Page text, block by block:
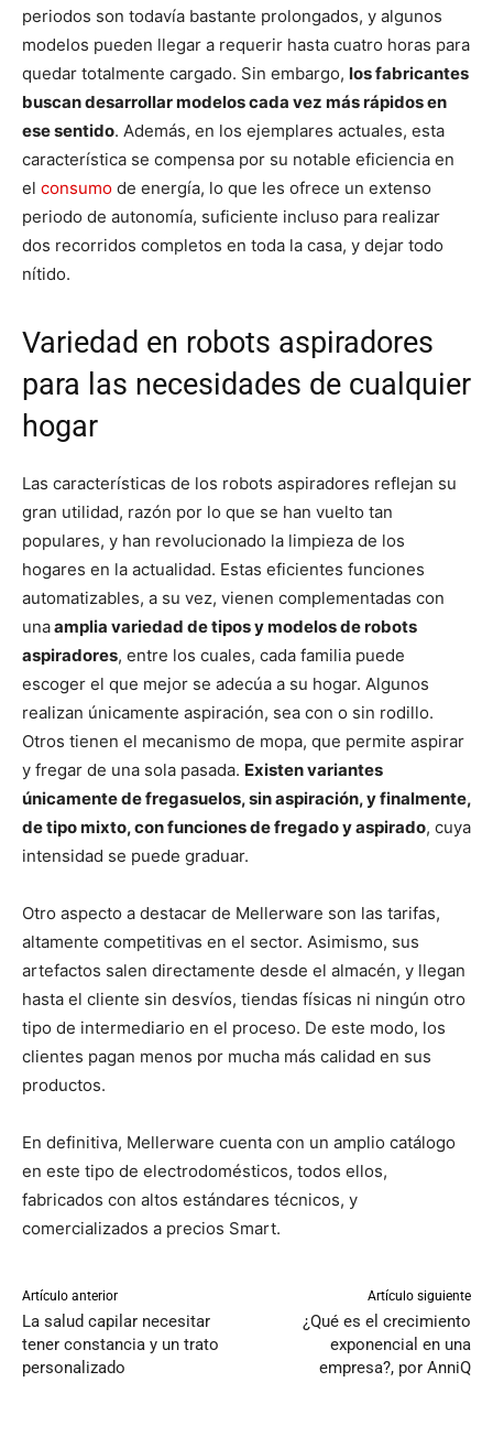
periodos son todavía bastante prolongados, y algunos
modelos pueden llegar a requerir hasta cuatro horas para
quedar totalmente cargado. Sin embargo, los fabricantes
buscan desarrollar modelos cada vez más rápidos en
ese sentido. Además, en los ejemplares actuales, esta
característica se compensa por su notable eficiencia en
el consumo de energía, lo que les ofrece un extenso
periodo de autonomía, suficiente incluso para realizar
dos recorridos completos en toda la casa, y dejar todo
nítido.
Variedad en robots aspiradores
para las necesidades de cualquier
hogar
Las características de los robots aspiradores reflejan su
gran utilidad, razón por lo que se han vuelto tan
populares, y han revolucionado la limpieza de los
hogares en la actualidad. Estas eficientes funciones
automatizables, a su vez, vienen complementadas con
unaamplia variedad de tipos y modelos de robots
aspiradores, entre los cuales, cada familia puede
escoger el que mejor se adecúa a su hogar. Algunos
realizan únicamente aspiración, sea con o sin rodillo.
Otros tienen el mecanismo de mopa, que permite aspirar
y fregar de una sola pasada. Existen variantes
únicamente de fregasuelos, sin aspiración, y finalmente,
de tipo mixto, con funciones de fregado y aspirado, cuya
intensidad se puede graduar.
Otro aspecto a destacar de Mellerware son las tarifas,
altamente competitivas en el sector. Asimismo, sus
artefactos salen directamente desde el almacén, y llegan
hasta el cliente sin desvíos, tiendas físicas ni ningún otro
tipo de intermediario en el proceso. De este modo, los
clientes pagan menos por mucha más calidad en sus
productos.
En definitiva, Mellerware cuenta con un amplio catálogo
en este tipo de electrodomésticos, todos ellos,
fabricados con altos estándares técnicos, y
comercializados a precios Smart.
Artículo anterior
La salud capilar necesitar
tener constancia y un trato
personalizado
Artículo siguiente
¿Qué es el crecimiento
exponencial en una
empresa?, por AnniQ